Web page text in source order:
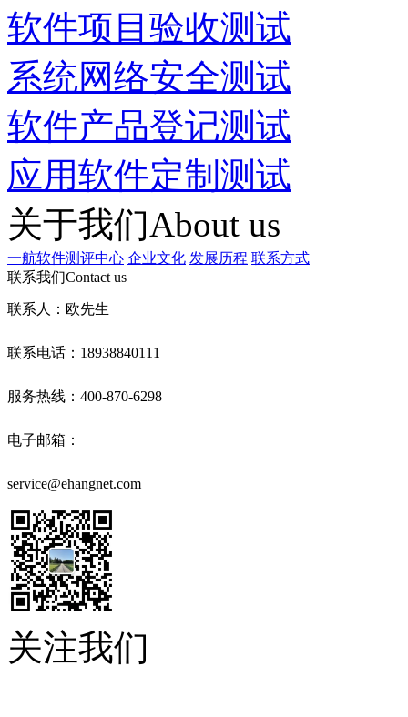
软件项目验收测试
系统网络安全测试
软件产品登记测试
应用软件定制测试
关于我们About us
一航软件测评中心 企业文化 发展历程 联系方式
联系我们Contact us
联系人：欧先生
联系电话：18938840111
服务热线：400-870-6298
电子邮箱：
service@ehangnet.com
关注我们